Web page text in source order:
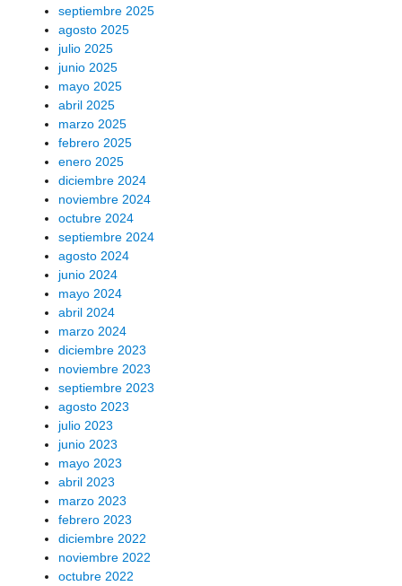
septiembre 2025
agosto 2025
julio 2025
junio 2025
mayo 2025
abril 2025
marzo 2025
febrero 2025
enero 2025
diciembre 2024
noviembre 2024
octubre 2024
septiembre 2024
agosto 2024
junio 2024
mayo 2024
abril 2024
marzo 2024
diciembre 2023
noviembre 2023
septiembre 2023
agosto 2023
julio 2023
junio 2023
mayo 2023
abril 2023
marzo 2023
febrero 2023
diciembre 2022
noviembre 2022
octubre 2022